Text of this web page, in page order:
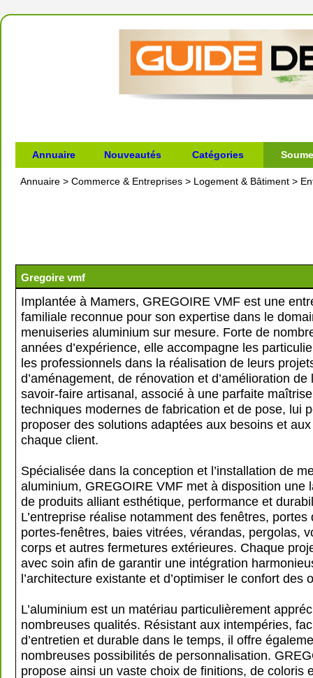
Annuaire Nouveautés Catégories
Annuaire > Commerce & Entreprises > Logement & Bâtiment >
Gregoire vmf
Implantée à Mamers, GREGOIRE VMF est une
familiale reconnue pour son expertise dans le
menuiseries aluminium sur mesure. Forte de
années d’expérience, elle accompagne les
les professionnels dans la réalisation de leurs
d’aménagement, de rénovation et d’amélioration de
savoir-faire artisanal, associé à une parfaite
techniques modernes de fabrication et de pose, lui
proposer des solutions adaptées aux besoins et
chaque client.
Spécialisée dans la conception et l’installation de
aluminium, GREGOIRE VMF met à disposition une
de produits alliant esthétique, performance et
L’entreprise réalise notamment des fenêtres, portes
portes-fenêtres, baies vitrées, vérandas, pergolas,
corps et autres fermetures extérieures. Chaque
avec soin afin de garantir une intégration
l’architecture existante et d’optimiser le confort des
L’aluminium est un matériau particulièrement
nombreuses qualités. Résistant aux intempéries,
d’entretien et durable dans le temps, il offre
nombreuses possibilités de personnalisation.
propose ainsi un vaste choix de finitions, de coloris